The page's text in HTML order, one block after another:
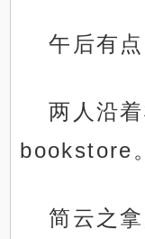
午后有点
两人沿
bookstore。
简云之